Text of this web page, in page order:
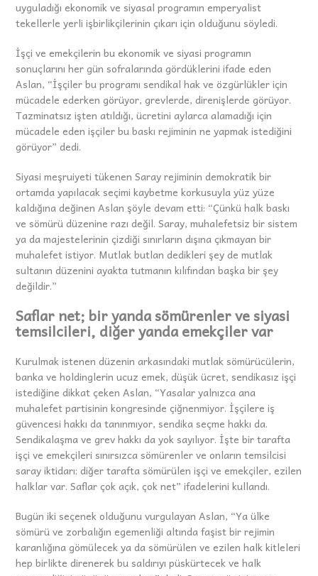
uyguladığı ekonomik ve siyasal programın emperyalist
tekellerle yerli işbirlikçilerinin çıkarı için olduğunu söyledi.
İşçi ve emekçilerin bu ekonomik ve siyasi programın
sonuçlarını her gün sofralarında gördüklerini ifade eden
Aslan, “İşçiler bu programı sendikal hak ve özgürlükler için
mücadele ederken görüyor, grevlerde, direnişlerde görüyor.
Tazminatsız işten atıldığı, ücretini aylarca alamadığı için
mücadele eden işçiler bu baskı rejiminin ne yapmak istediğini
görüyor” dedi.
Siyasi meşruiyeti tükenen Saray rejiminin demokratik bir
ortamda yapılacak seçimi kaybetme korkusuyla yüz yüze
kaldığına değinen Aslan şöyle devam etti: “Çünkü halk baskı
ve sömürü düzenine razı değil. Saray, muhalefetsiz bir sistem
ya da majestelerinin çizdiği sınırların dışına çıkmayan bir
muhalefet istiyor. Mutlak butlan dedikleri şey de mutlak
sultanın düzenini ayakta tutmanın kılıfından başka bir şey
değildir.”
Saflar net; bir yanda sömürenler ve siyasi
temsilcileri, diğer yanda emekçiler var
Kurulmak istenen düzenin arkasındaki mutlak sömürücülerin,
banka ve holdinglerin ucuz emek, düşük ücret, sendikasız işçi
istediğine dikkat çeken Aslan, “Yasalar yalnızca ana
muhalefet partisinin kongresinde çiğnenmiyor. İşçilere iş
güvencesi hakkı da tanınmıyor, sendika seçme hakkı da.
Sendikalaşma ve grev hakkı da yok sayılıyor. İşte bir tarafta
işçi ve emekçileri sınırsızca sömürenler ve onların temsilcisi
saray iktidarı; diğer tarafta sömürülen işçi ve emekçiler, ezilen
halklar var. Saflar çok açık, çok net” ifadelerini kullandı.
Bugün iki seçenek olduğunu vurgulayan Aslan, “Ya ülke
sömürü ve zorbalığın egemenliği altında faşist bir rejimin
karanlığına gömülecek ya da sömürülen ve ezilen halk kitleleri
hep birlikte direnerek bu saldırıyı püskürtecek ve halk